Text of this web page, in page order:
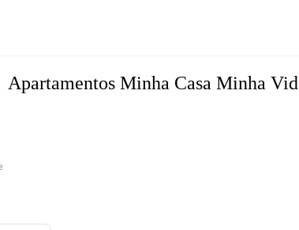
Apartamentos Minha Casa Minha